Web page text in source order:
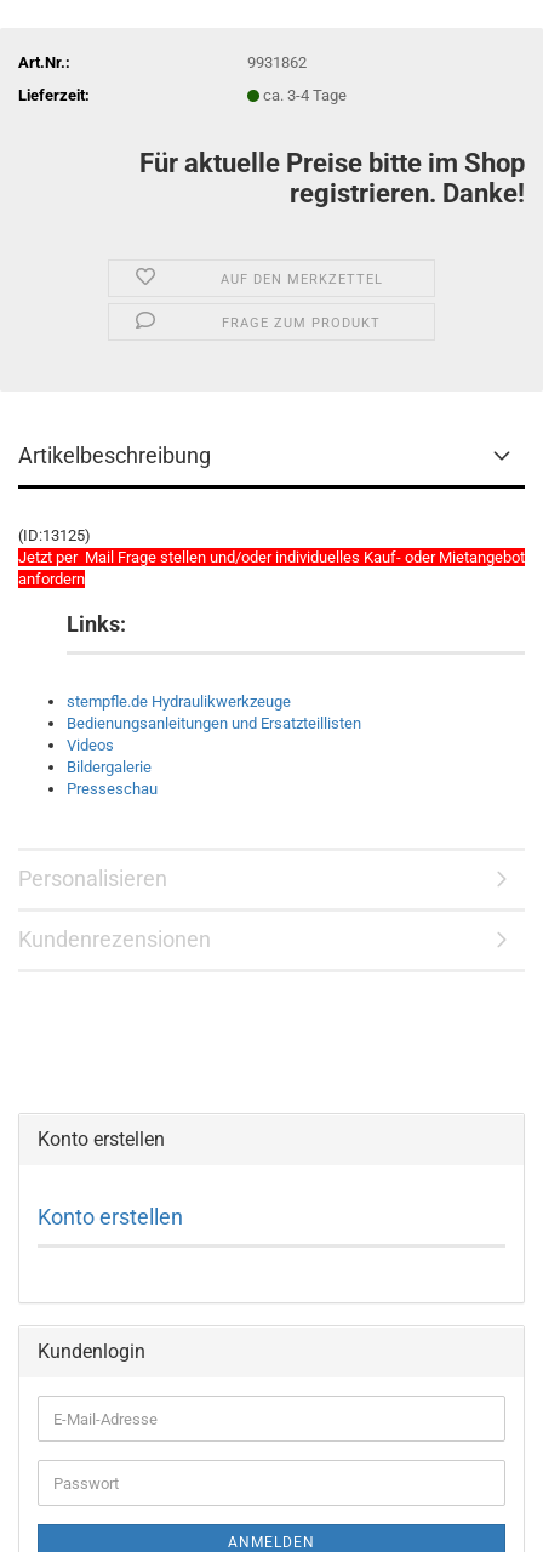
Art.Nr.:
9931862
Lieferzeit:
ca. 3-4 Tage
Für aktuelle Preise bitte im Shop
registrieren. Danke!
AUF DEN MERKZETTEL
FRAGE ZUM PRODUKT
Artikelbeschreibung
(ID:13125)
Jetzt per Mail Frage stellen und/oder individuelles Kauf- oder Mietangebot
anfordern
Links:
stempfle.de Hydraulikwerkzeuge
Bedienungsanleitungen und Ersatzteillisten
Videos
Bildergalerie
Presseschau
Personalisieren
Kundenrezensionen
Konto erstellen
Konto erstellen
Kundenlogin
E-
Mail-
Adresse
Passwort
ANMELDEN